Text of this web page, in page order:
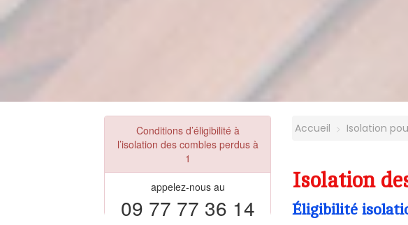
Conditions d’éligibilité à
l’isolation des combles perdus à
1
appelez-nous au
09 77 77 36 14
Accueil Isolation
Isolation
Éligibilité